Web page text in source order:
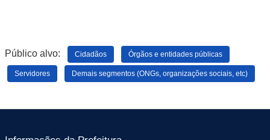
Público alvo: Cidadãos Órgãos e entidades públicas
Servidores Demais segmentos (ONGs, organizações sociais, etc)